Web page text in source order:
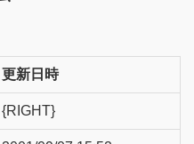
更新日時
{RIGHT}